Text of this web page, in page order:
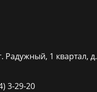
Радужный, 1 квартал, д.
3-29-20